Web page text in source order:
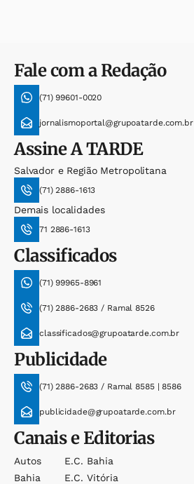
Fale com a Redação
(71) 99601-0020
jornalismoportal@grupoatarde.com.br
AssineA TARDE
Salvador e Região Metropolitana
(71) 2886-1613
Demais localidades
71 2886-1613
Classificados
(71) 99965-8961
(71) 2886-2683 / Ramal 8526
classificados@grupoatarde.com.br
Publicidade
(71) 2886-2683 / Ramal 8585 | 8586
publicidade@grupoatarde.com.br
Canais e Editorias
Autos
Bahia
E.c. Bahia
E.c. Vitória